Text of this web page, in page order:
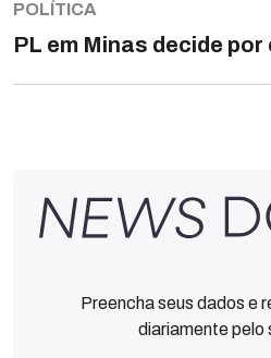
POLÍTICA
PL em Minas decide
Preencha seus dados e
diariamente pelo